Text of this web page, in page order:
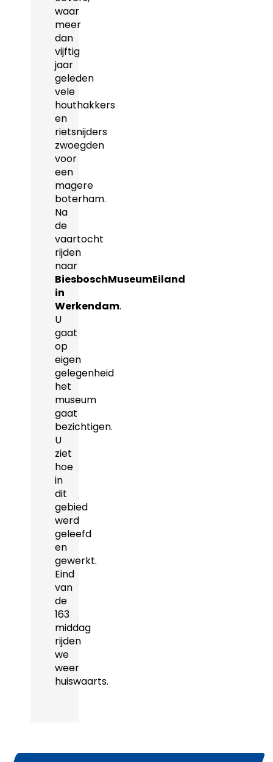
waar
meer
dan
vijftig
jaar
geleden
vele
houthakkers
en
rietsnijders
zwoegden
voor
een
magere
boterham.
Na
de
vaartocht
rijden
naar
BiesboschMuseumEiland
in
Werkendam.
U
gaat
op
eigen
gelegenheid
het
museum
gaat
bezichtigen.
U
ziet
hoe
in
dit
gebied
werd
geleefd
en
gewerkt.
Eind
van
de
163
middag
rijden
we
weer
huiswaarts.